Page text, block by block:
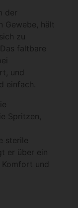
der
Gewebe, hält
zu
faltbare
und
einfach.
Spritzen,
sterile
er über ein
und